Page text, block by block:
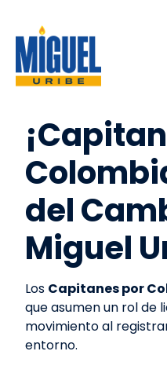
del
Miguel
Los Capitanes por
que asumen un rol de
movimiento al
entorno.